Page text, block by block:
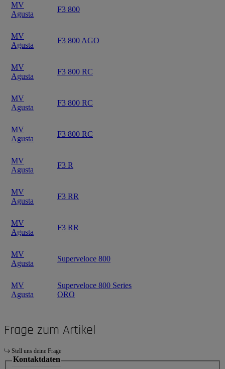
MV
Agusta
F3 800
MV
Agusta
F3 800 AGO
MV
Agusta
F3 800 RC
MV
Agusta
F3 800 RC
MV
Agusta
F3 800 RC
MV
Agusta
F3 R
MV
Agusta
F3 RR
MV
Agusta
F3 RR
MV
Agusta
Superveloce 800
MV
Agusta
Superveloce 800 Series
ORO
Frage zum Artikel
Stell uns deine Frage
Kontaktdaten